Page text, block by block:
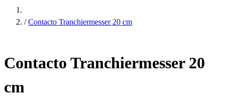
/ Contacto Tranchiermesser 20 cm
Contacto Tranchiermesser 20
cm